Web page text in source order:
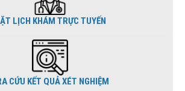
LỊCH KHÁM TRỰC TUYẾN
CỨU KẾT QUẢ XÉT NGHIỆM